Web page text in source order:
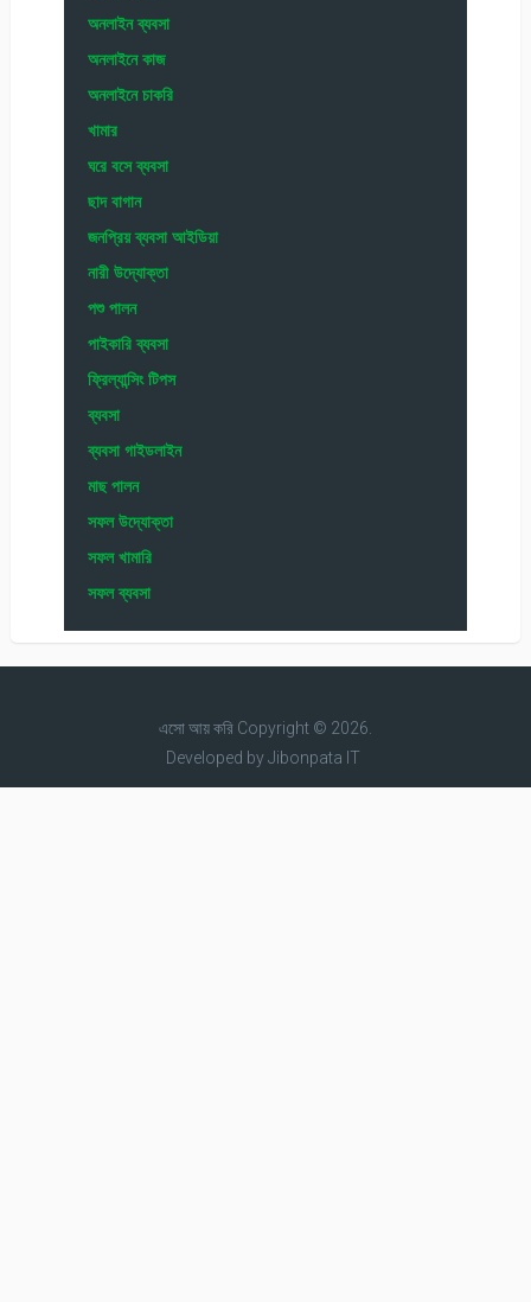
অনলাইন ব্যবসা
অনলাইনে কাজ
অনলাইনে চাকরি
খামার
ঘরে বসে ব্যবসা
ছাদ বাগান
জনপ্রিয় ব্যবসা আইডিয়া
নারী উদ্যোক্তা
পশু পালন
পাইকারি ব্যবসা
ফ্রিল্যান্সিং টিপস
ব্যবসা
ব্যবসা গাইডলাইন
মাছ পালন
সফল উদ্যোক্তা
সফল খামারি
সফল ব্যবসা
এসো আয় করিCopyright © 2026.
Developed byJibonpata IT